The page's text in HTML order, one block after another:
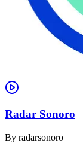
Radar Sonoro
By radarsonoro